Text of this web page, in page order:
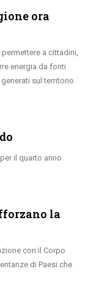
ora
a cittadini,
energia da fonti
sul territorio
il quarto anno
la
con il Corpo
di Paesi che